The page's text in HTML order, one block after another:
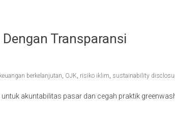
Transparansi
keuangan berkelanjutan, OJK, risiko iklim, sustainability
akuntabilitas pasar dan cegah praktik